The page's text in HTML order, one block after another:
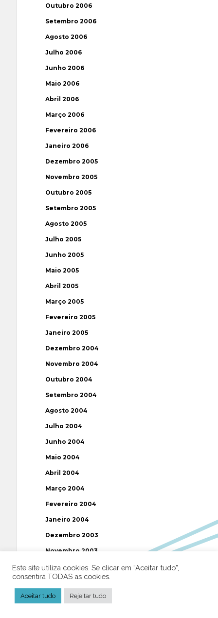
Outubro 2006
Setembro 2006
Agosto 2006
Julho 2006
Junho 2006
Maio 2006
Abril 2006
Março 2006
Fevereiro 2006
Janeiro 2006
Dezembro 2005
Novembro 2005
Outubro 2005
Setembro 2005
Agosto 2005
Julho 2005
Junho 2005
Maio 2005
Abril 2005
Março 2005
Fevereiro 2005
Janeiro 2005
Dezembro 2004
Novembro 2004
Outubro 2004
Setembro 2004
Agosto 2004
Julho 2004
Junho 2004
Maio 2004
Abril 2004
Março 2004
Fevereiro 2004
Janeiro 2004
Dezembro 2003
Novembro 2003
Julho 2003
Etiquetas
Este site utiliza cookies. Se clicar em “Aceitar tudo”,
consentirá TODAS as cookies.
Aceitar tudo Rejeitar tudo